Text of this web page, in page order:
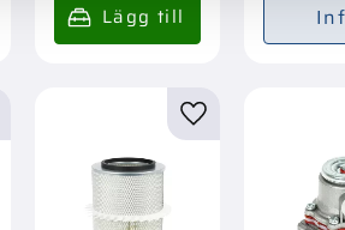
till i favoriter Lägg till i favoriter